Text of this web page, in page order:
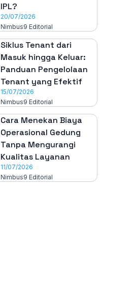
IPL?
20/07/2026
Nimbus9 Editorial
Siklus Tenant dari
Masuk hingga Keluar:
Panduan Pengelolaan
Tenant yang Efektif
15/07/2026
Nimbus9 Editorial
Cara Menekan Biaya
Operasional Gedung
Tanpa Mengurangi
Kualitas Layanan
11/07/2026
Nimbus9 Editorial